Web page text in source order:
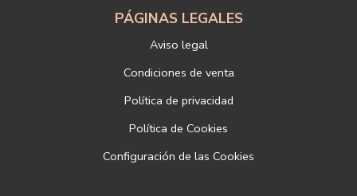
electrónico o de correo postal, ambos con la fotocopia del DNI del
Responsable del tratamiento: LIBRERÍAS DEPORTIVAS ESTEBAN
info@libreriadeportiva.com
Si desea ampliar información sobre la política de privacidad de
https://www.libreriadeportiva.com/proteccion-de-datos
PÁGINAS LEGALES
Aviso legal
Condiciones de venta
Política de privacidad
Política de Cookies
Configuración de las Cookies